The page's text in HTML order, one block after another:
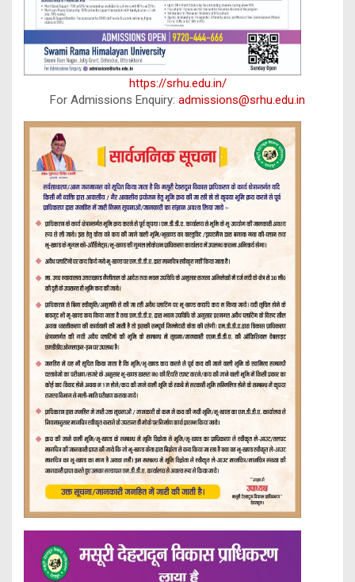
https://srhu.edu.in/
For Admissions Enquiry: admissions@srhu.edu.in